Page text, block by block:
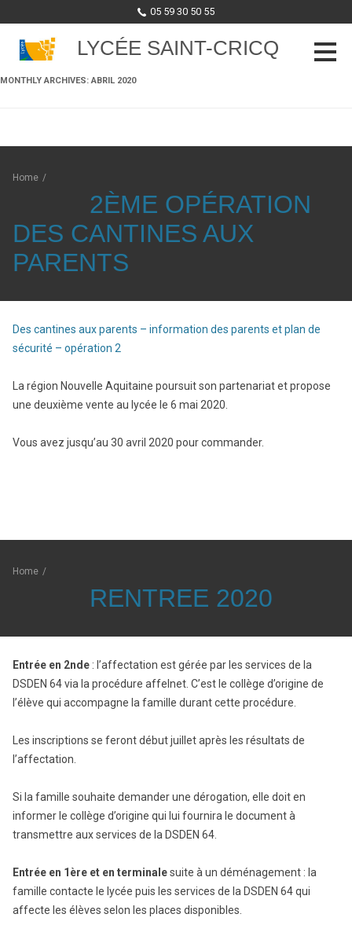
05 59 30 50 55
LYCÉE SAINT-CRICQ
MONTHLY ARCHIVES:ABRIL 2020
Home /
2ÈME OPÉRATION
DES CANTINES AUX
PARENTS
Des cantines aux parents – information des parents et plan de
sécurité – opération 2
La région Nouvelle Aquitaine poursuit son partenariat et propose
une deuxième vente au lycée le 6 mai 2020.
Vous avez jusqu’au 30 avril 2020 pour commander.
Home /
RENTREE 2020
Entrée en 2nde : l’affectation est gérée par les services de la
DSDEN 64 via la procédure affelnet. C’est le collège d’origine de
l’élève qui accompagne la famille durant cette procédure.
Les inscriptions se feront début juillet après les résultats de
l’affectation.
Si la famille souhaite demander une dérogation, elle doit en
informer le collège d’origine qui lui fournira le document à
transmettre aux services de la DSDEN 64.
Entrée en 1ère et en terminalesuite à un déménagement : la
famille contacte le lycée puis les services de la DSDEN 64 qui
affecte les élèves selon les places disponibles.